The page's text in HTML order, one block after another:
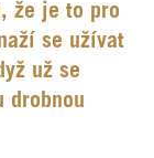
že je to pro
se užívat
už se
drobnou